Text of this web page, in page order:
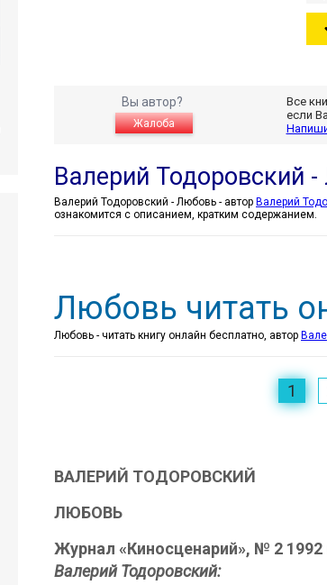
Вы автор?
Жалоба
Все
если
Валерий Тодоровский
Валерий Тодоровский - Любовь - автор Валерий
ознакомится с описанием, кратким содержанием.
Любовь читать
Любовь - читать книгу онлайн бесплатно, автор
1
ВАЛЕРИЙ ТОДОРОВСКИЙ
ЛЮБОВЬ
Журнал «Киносценарий», № 2 1992
Валерий Тодоровский: